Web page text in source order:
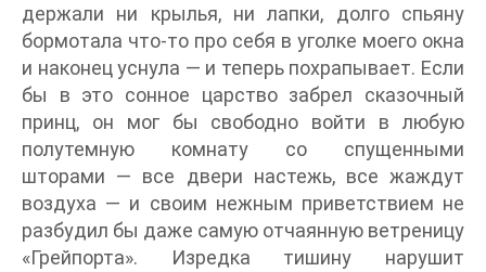
держали ни крылья, ни лапки, долго спьяну
бормотала что-то про себя в уголке моего окна
и наконец уснула — и теперь похрапывает. Если
бы в это сонное царство забрел сказочный
принц, он мог бы свободно войти в любую
полутемную комнату со спущенными
шторами — все двери настежь, все жаждут
воздуха — и своим нежным приветствием не
разбудил бы даже самую отчаянную ветреницу
«Грейпорта». Изредка тишину нарушит